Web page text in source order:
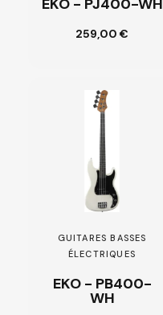
EKO - PJ400-WH
259,00 €
Ajouter au
panier
GUITARES BASSES
ÉLECTRIQUES
EKO - PB400-
WH